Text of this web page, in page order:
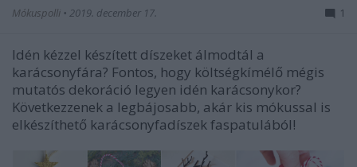
Mókuspolli • 2019. december 17. 1
Idén kézzel készített díszeket álmodtál a
karácsonyfára? Fontos, hogy költségkímélő mégis
mutatós dekoráció legyen idén karácsonykor?
Következzenek a legbájosabb, akár kis mókussal is
elkészíthető karácsonyfadíszek faspatulából!